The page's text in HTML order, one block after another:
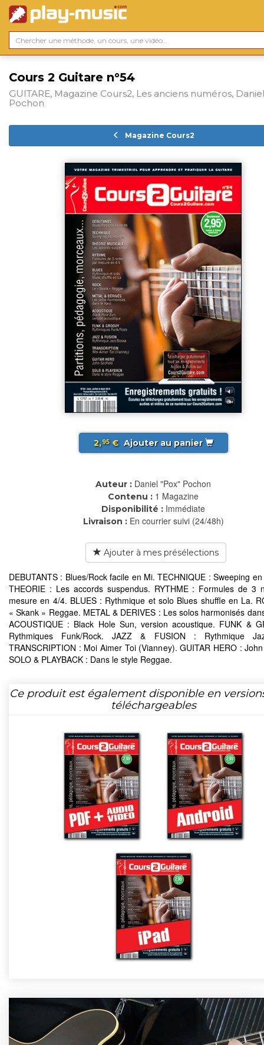
Cours 2 Guitare n°54
GUITARE, Magazine Cours2, Les anciens numéros,
Pochon
Magazine Cours2
2,95€ Ajouter au panier
Auteur : Daniel "Pox" Pochon
Contenu : 1 Magazine
Disponibilité : Immédiate
Livraison : En courrier suivi (24/48h)
Ajouter à mes présélections
DEBUTANTS : Blues/Rock facile en Mi. TECHNIQUE : Sweeping
THEORIE : Les accords suspendus. RYTHME : Formules de 3
mesure en 4/4. BLUES : Rythmique et solo Blues shuffle en La.
« Skank » Reggae. METAL & DERIVES : Les solos harmonisés
ACOUSTIQUE : Black Hole Sun, version acoustique. FUNK &
Rythmiques Funk/Rock. JAZZ & FUSION : Rythmique
TRANSCRIPTION : Moi Aimer Toi (Vianney). GUITAR HERO :
SOLO & PLAYBACK : Dans le style Reggae.
Ce produit est également disponible en
téléchargeables